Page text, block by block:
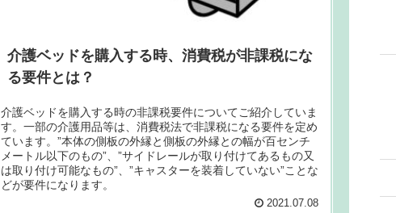
介護ベッドを購入する時、消費税が非課税にな
る要件とは？
介護ベッドを購入する時の非課税要件についてご紹介していま
す。一部の介護用品等は、消費税法で非課税になる要件を定め
ています。”本体の側板の外縁と側板の外縁との幅が百センチ
メートル以下のもの”、”サイドレールが取り付けてあるもの又
は取り付け可能なもの”、”キャスターを装着していない”ことな
どが要件になります。
2021.07.08